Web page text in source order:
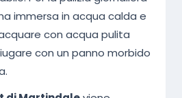
immersa in acqua calda e
con acqua pulita
con un panno morbido